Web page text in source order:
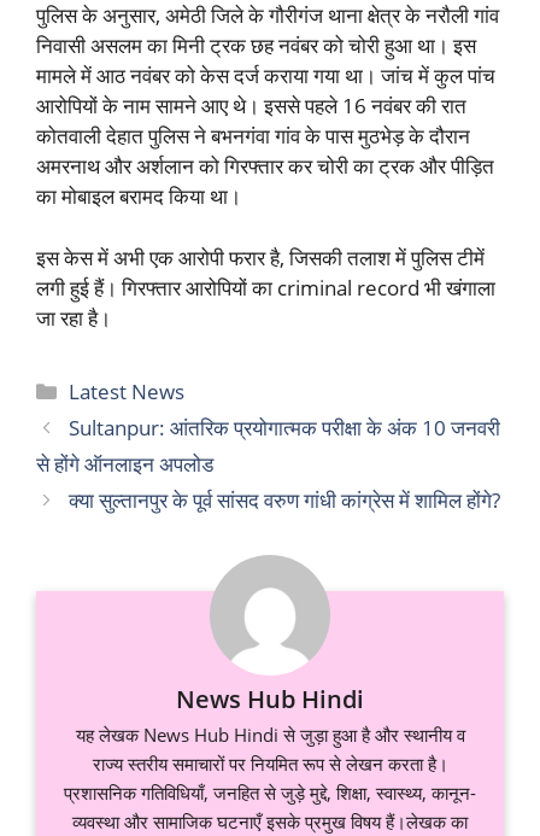
पुलिस के अनुसार, अमेठी जिले के गौरीगंज थाना क्षेत्र के नरौली गांव
निवासी असलम का मिनी ट्रक छह नवंबर को चोरी हुआ था। इस
मामले में आठ नवंबर को केस दर्ज कराया गया था। जांच में कुल पांच
आरोपियों के नाम सामने आए थे। इससे पहले 16 नवंबर की रात
कोतवाली देहात पुलिस ने बभनगंवा गांव के पास मुठभेड़ के दौरान
अमरनाथ और अर्शलान को गिरफ्तार कर चोरी का ट्रक और पीड़ित
का मोबाइल बरामद किया था।
इस केस में अभी एक आरोपी फरार है, जिसकी तलाश में पुलिस टीमें
लगी हुई हैं। गिरफ्तार आरोपियों का criminal record भी खंगाला
जा रहा है।
Categories
Latest News
Sultanpur: आंतरिक प्रयोगात्मक परीक्षा के अंक 10 जनवरी
से होंगे ऑनलाइन अपलोड
क्या सुल्तानपुर के पूर्व सांसद वरुण गांधी कांग्रेस में शामिल होंगे?
News Hub Hindi
यह लेखक News Hub Hindi से जुड़ा हुआ है और स्थानीय व
राज्य स्तरीय समाचारों पर नियमित रूप से लेखन करता है।
प्रशासनिक गतिविधियाँ, जनहित से जुड़े मुद्दे, शिक्षा, स्वास्थ्य, कानून-
व्यवस्था और सामाजिक घटनाएँ इसके प्रमुख विषय हैं।लेखक का